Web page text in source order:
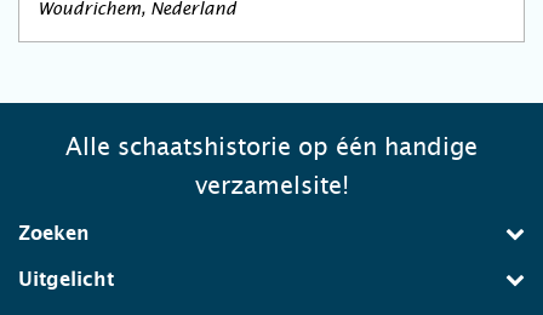
Woudrichem, Nederland
Alle schaatshistorie op één handige
verzamelsite!
Zoeken
Uitgelicht